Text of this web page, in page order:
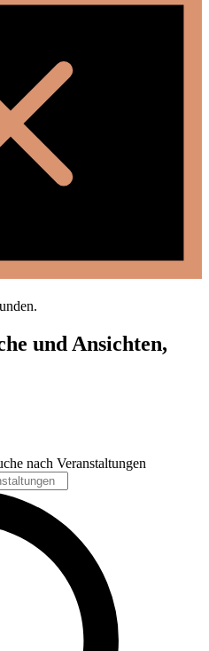
und Ansichten,
nach Veranstaltungen